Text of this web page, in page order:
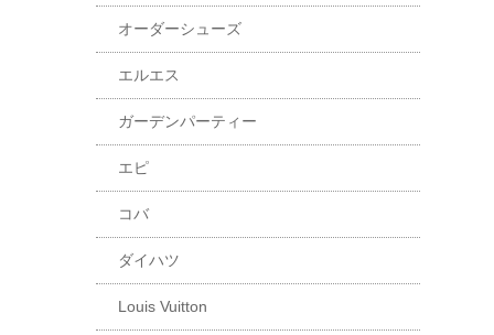
オーダーシューズ
エルエス
ガーデンパーティー
エピ
コバ
ダイハツ
Louis Vuitton